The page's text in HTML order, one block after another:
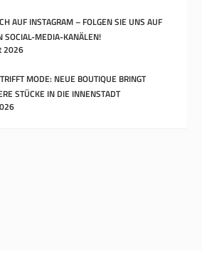
AUF INSTAGRAM – FOLGEN SIE UNS AUF
SOCIAL-MEDIA-KANÄLEN!
2026
MODE: NEUE BOUTIQUE BRINGT
STÜCKE IN DIE INNENSTADT